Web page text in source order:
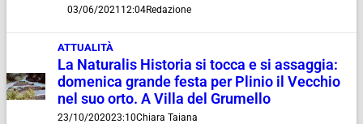
03/06/2021 12:04Redazione
ATTUALITÀ
La Naturalis Historia si tocca e si assaggia:
domenica grande festa per Plinio il Vecchio
nel suo orto. A Villa del Grumello
23/10/202023:10Chiara Taiana